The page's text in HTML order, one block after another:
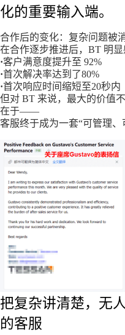
化的重要输入端。
合作后的变化：复杂问题被
在合作逐步推进后，BT 明显
·客户满意度提升至 92%
·首次解决率达到了80%
·首次响应时间缩短至20秒内
但对 BT 来说，最大的价值
在于——
客服终于成为一套“可管理、
把复杂讲清楚，无
的客服